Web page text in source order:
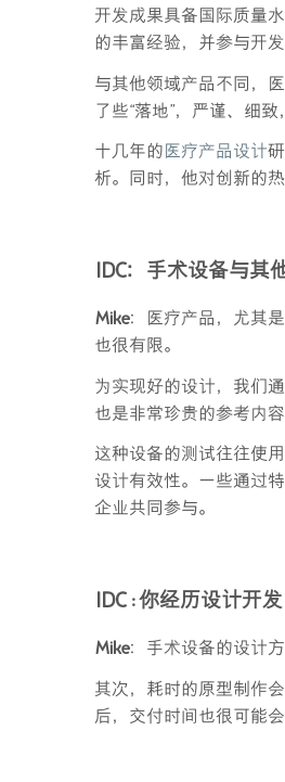
开发成果具备国际质量
的丰富经验，并参与开
与其他领域产品不同，
了些“落地”，严谨、细
十几年的 医疗产品设计
析。同时，他对创新的
IDC：手术设备与其
Mike：医疗产品，尤其
也很有限。
为实现好的设计，我们
也是非常珍贵的参考内容
这种设备的测试往往使
设计有效性。一些通过
企业共同参与。
IDC: 你经历设计开
Mike：手术设备的设计
其次，耗时的原型制作
后，交付时间也很可能